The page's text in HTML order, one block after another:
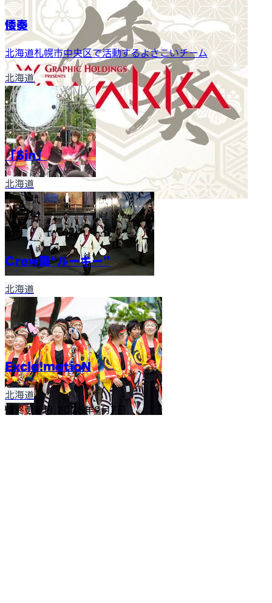
倭奏
北海道札幌市中央区で活動するよさこいチーム
北海道
「Sin」
北海道
Crew鍵“ルーキー”
北海道
Excla!matioN
北海道
最終更新日 2025年9月7日